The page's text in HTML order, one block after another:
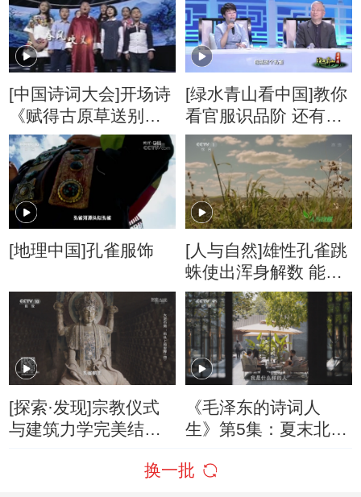
[中国诗词大会]开场诗
《赋得古原草送别》
朗诵者：百人选手团
[绿水青山看中国]教你
看官服识品阶 还有知
识点补充
[地理中国]孔雀服饰
[人与自然]雄性孔雀跳
蛛使出浑身解数 能否
抱得美人归？
[探索·发现]宗教仪式
与建筑力学完美结合
《毛泽东的诗词人
生》第5集：夏末北京
换一批